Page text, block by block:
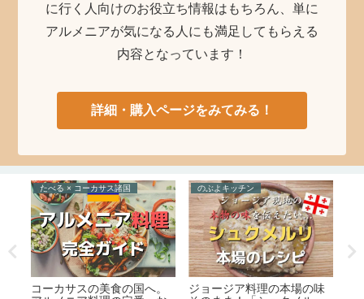
に行く人向けのお役立ち情報はもちろん、単に
アルメニアが気になる人にも満足してもらえる
内容となっています！
詳細・購入ページをみてみる！
たべる × コーカサス諸国
コーカサスの美食の国へ。
のぶよキッチン
ジョージア料理の本場の味